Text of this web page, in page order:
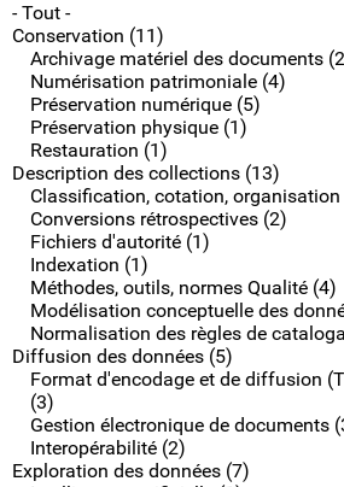
- Tout -
Conservation (11)
Archivage matériel des documents
Numérisation patrimoniale (4)
Préservation numérique (5)
Préservation physique (1)
Restauration (1)
Description des collections (13)
Classification, cotation,
Conversions rétrospectives (2)
Fichiers d'autorité (1)
Indexation (1)
Méthodes, outils, normes Qualité (4)
Modélisation conceptuelle des
Normalisation des règles de
Diffusion des données (5)
Format d'encodage et de diffusion
(3)
Gestion électronique de documents
Interopérabilité (2)
Exploration des données (7)